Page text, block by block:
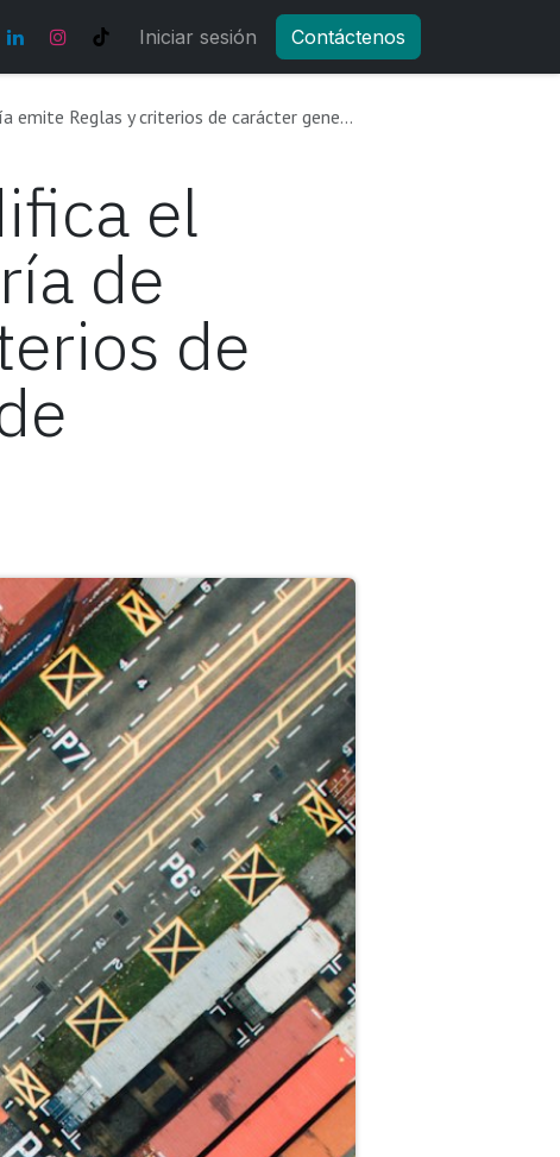
Noticias y actualizaciones Tienda
Iniciar sesión Contáctenos
de carácter general en materia de comercio exterior.
el
de
de